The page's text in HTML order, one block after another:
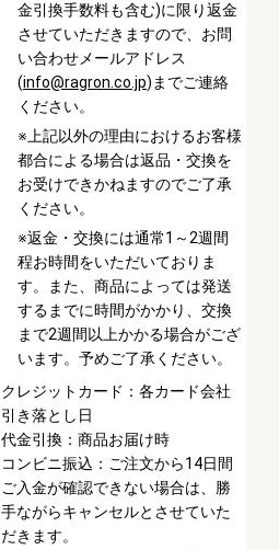
金引換手数料も含む)に限り返金
させていただきますので、お問
い合わせメールアドレス
(info@ragron.co.jp)までご連絡
ください。
※上記以外の理由におけるお客様
都合による場合は返品・交換を
お受けできかねますのでご了承
ください。
※返金・交換には通常1～2週間
程お時間をいただいておりま
す。また、商品によっては発送
するまでに時間がかかり、交換
まで2週間以上かかる場合がござ
います。予めご了承ください。
クレジットカード：各カード会社
引き落とし日
代金引換：商品お届け時
コンビニ振込：ご注文から14日間
ご入金が確認できない場合は、勝
手ながらキャンセルとさせていた
だきます。